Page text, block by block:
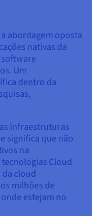
abordagem oposta
nativas da
Um
dentro da
infraestruturas
significa que não
na
Cloud
da cloud
milhões de
estejam no